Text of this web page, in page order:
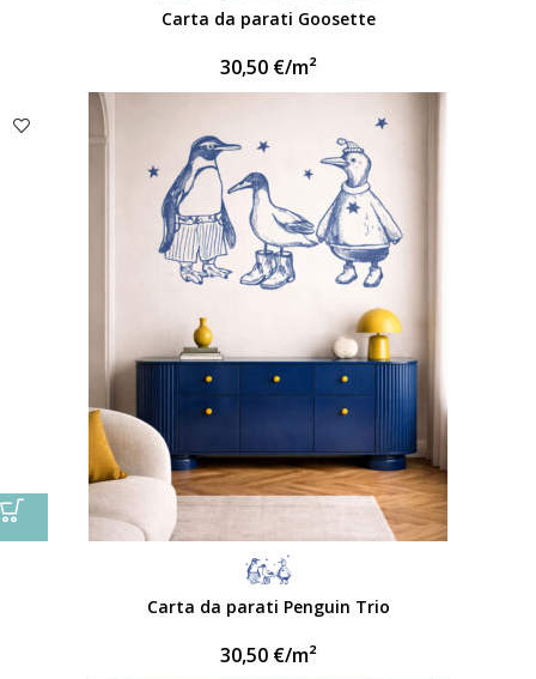
Carta da parati Goosette
30,50 €/m²
Carta da parati Penguin Trio
30,50 €/m²